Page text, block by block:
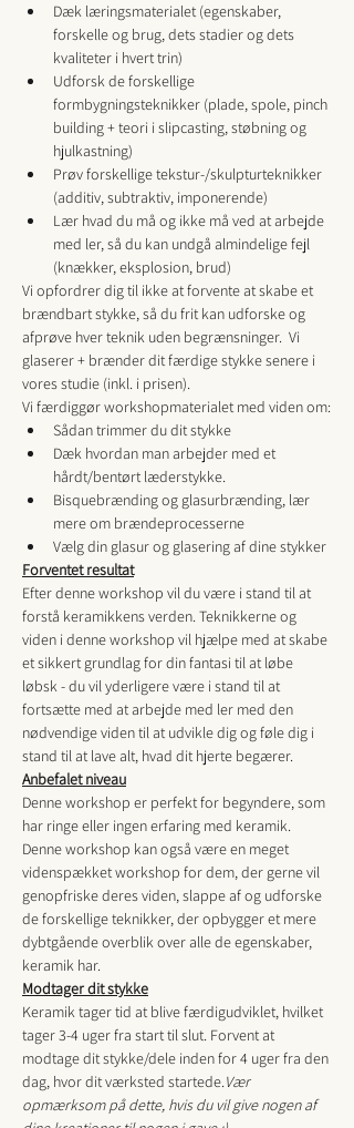
Dæk læringsmaterialet (egenskaber,
forskelle og brug, dets stadier og dets
kvaliteter i hvert trin)
Udforsk de forskellige
formbygningsteknikker (plade, spole, pinch
building + teori i slipcasting, støbning og
hjulkastning)
Prøv forskellige tekstur-/skulpturteknikker
(additiv, subtraktiv, imponerende)
Lær hvad du må og ikke må ved at arbejde
med ler, så du kan undgå almindelige fejl
(knækker, eksplosion, brud)
Vi opfordrer dig til ikke at forvente at skabe et
brændbart stykke, så du frit kan udforske og
afprøve hver teknik uden begrænsninger.  Vi
glaserer + brænder dit færdige stykke senere i
vores studie (inkl. i prisen).
Vi færdiggør workshopmaterialet med viden om:
Sådan trimmer du dit stykke
Dæk hvordan man arbejder med et
hårdt/bentørt læderstykke.
Bisquebrænding og glasurbrænding, lær
mere om brændeprocesserne
Vælg din glasur og glasering af dine stykker
Forventet resultat
Efter denne workshop vil du være i stand til at
forstå keramikkens verden. Teknikkerne og
viden i denne workshop vil hjælpe med at skabe
et sikkert grundlag for din fantasi til at løbe
løbsk - du vil yderligere være i stand til at
fortsætte med at arbejde med ler med den
nødvendige viden til at udvikle dig og føle dig i
stand til at lave alt, hvad dit hjerte begærer.
Anbefalet niveau
Denne workshop er perfekt for begyndere, som
har ringe eller ingen erfaring med keramik.
Denne workshop kan også være en meget
videnspækket workshop for dem, der gerne vil
genopfriske deres viden, slappe af og udforske
de forskellige teknikker, der opbygger et mere
dybtgående overblik over alle de egenskaber,
keramik har.
Modtager dit stykke
Keramik tager tid at blive færdigudviklet, hvilket
tager 3-4 uger fra start til slut. Forvent at
modtage dit stykke/dele inden for 4 uger fra den
dag, hvor dit værksted startede.Vær
opmærksom på dette, hvis du vil give nogen af